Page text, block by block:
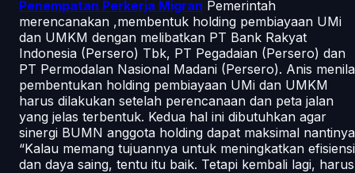
Penempatan Perkerja Migran Pemerintah
merencanakan ,membentuk holding pembiayaan UMi
dan UMKM dengan melibatkan PT Bank Rakyat
Indonesia (Persero) Tbk, PT Pegadaian (Persero) dan
PT Permodalan Nasional Madani (Persero). Anis
pembentukan holding pembiayaan UMi dan UMKM
harus dilakukan setelah perencanaan dan peta jalan
yang jelas terbentuk. Kedua hal ini dibutuhkan agar
sinergi BUMN anggota holding dapat maksimal
“Kalau memang tujuannya untuk meningkatkan efisiensi
dan daya saing, tentu itu baik. Tetapi kembali lagi, harus